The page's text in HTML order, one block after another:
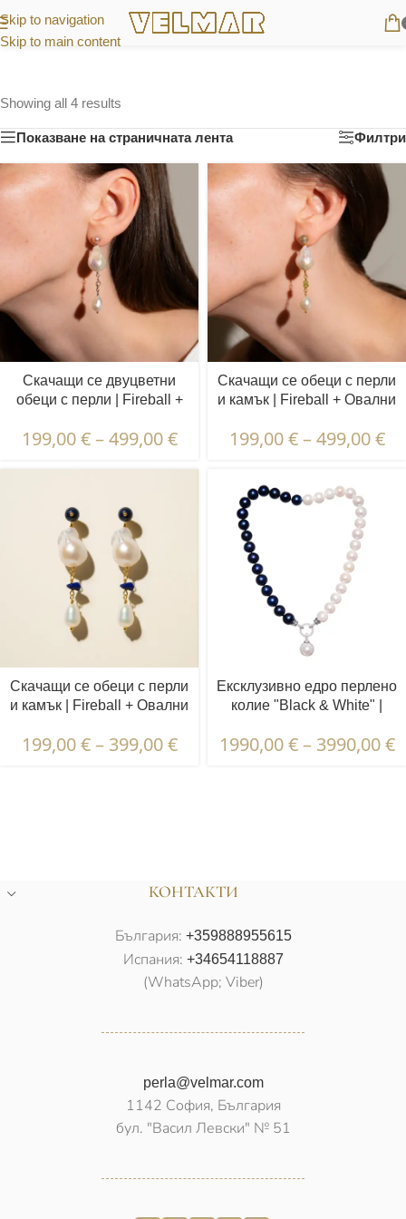
Skip to navigation
Skip to main content
Showing all 4 results
Показване на страничната лента Филтри
Скачащи се двуцветни
обеци с перли | Fireball +
199,00€ – 499,00€
Скачащи се обеци с перли
и камък | Fireball + Овални
199,00€ – 499,00€
Скачащи се обеци с перли
и камък | Fireball + Овални
199,00€ – 399,00€
Ексклузивно едро перлено
колие "Black & White" |
перли
1990,00€ – 3990,00€
КОНТАКТИ
България: +359888955615
Испания: +34654118887
(WhatsApp; Viber)
perla@velmar.com
1142 София, България
бул. "Васил Левски" № 51